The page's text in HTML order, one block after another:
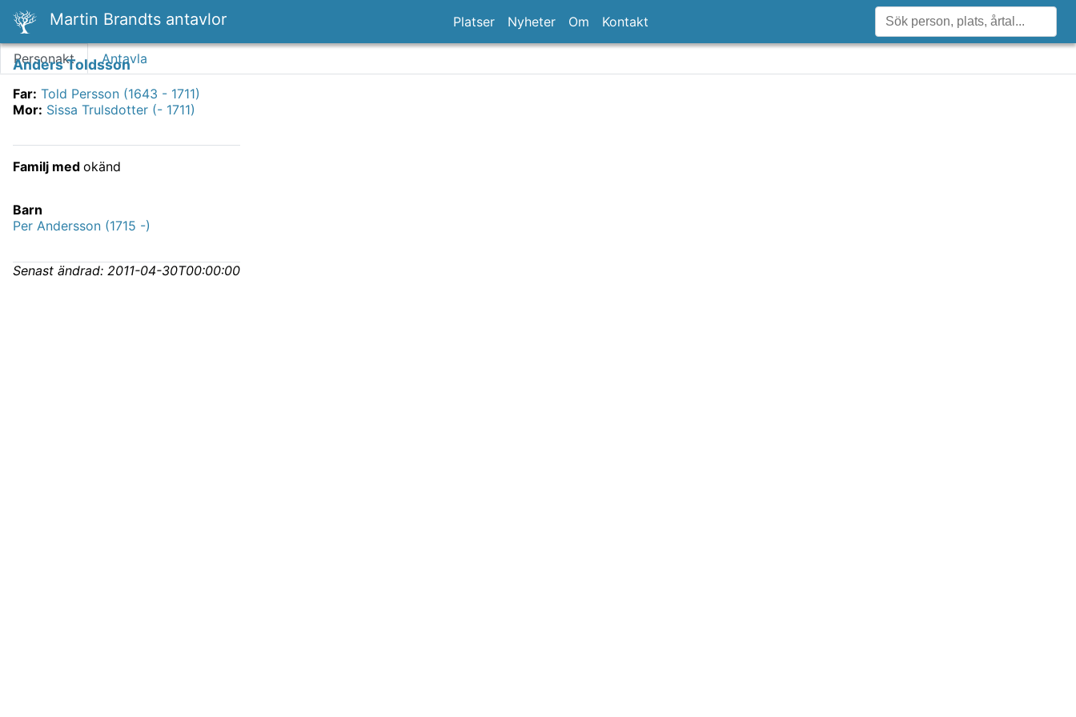
Martin Brandts antavlor Platser Nyheter Om Kontakt
Personakt Antavla
Anders Toldsson
Far: Told Persson (1643 - 1711)
Mor: Sissa Trulsdotter (- 1711)
Familj med okänd
Barn
Per Andersson (1715 -)
Senast ändrad: 2011-04-30T00:00:00